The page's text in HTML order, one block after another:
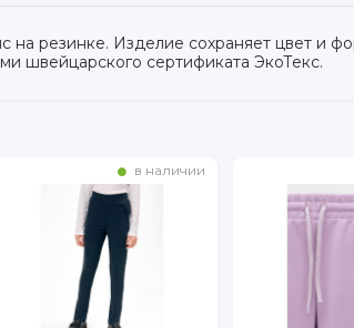
на резинке. Изделие сохраняет цвет и
швейцарского сертификата ЭкоТекс.
в наличии